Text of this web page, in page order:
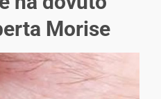
Morise